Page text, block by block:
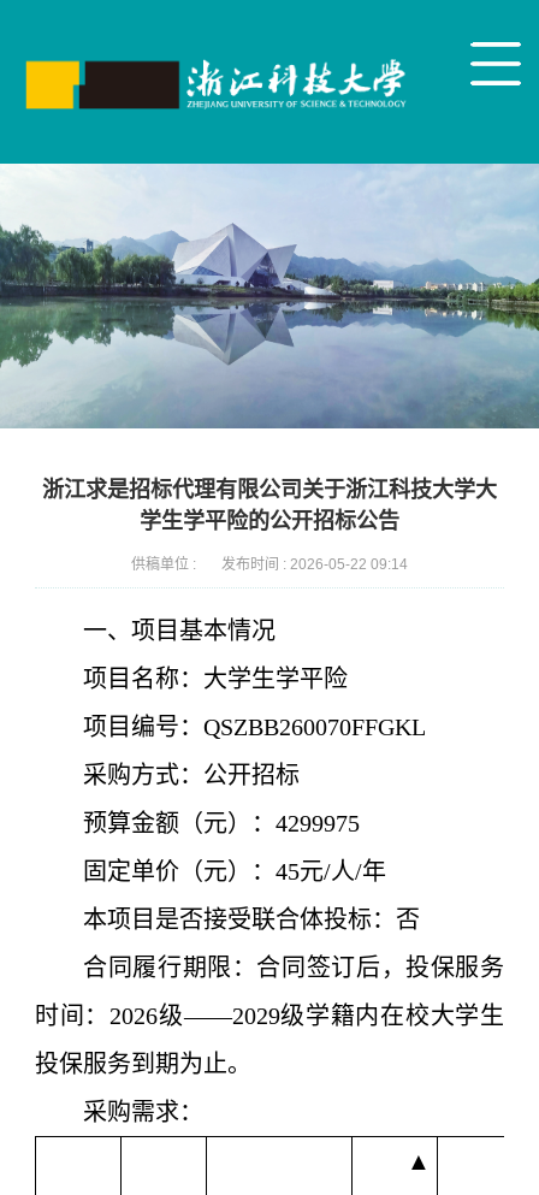
浙江求是招标代理有限公司关于浙江科技大学大
学生学平险的公开招标公告
供稿单位 : 发布时间 : 2026-05-22 09:14
一、项目基本情况
项目名称： 大学生学平险
项目编号： QSZBB260070FFGKL
采购方式： 公开招标
预算金额（元）： 4299975
固定单价 （元）：45元/人/年
本项目是否接受联合体投标：否
合同履行期限：合同签订后，投保服务
时间：2026级——2029级学籍内在校大学生
投保服务到期为止。
采购需求：
▲